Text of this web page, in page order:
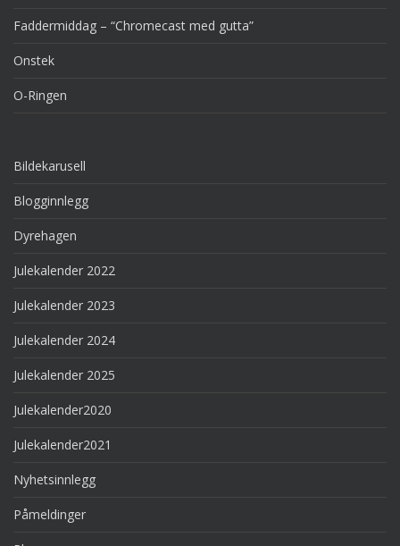
Faddermiddag – “Chromecast med gutta”
Onstek
O-Ringen
Bildekarusell
Blogginnlegg
Dyrehagen
Julekalender 2022
Julekalender 2023
Julekalender 2024
Julekalender 2025
Julekalender2020
Julekalender2021
Nyhetsinnlegg
Påmeldinger